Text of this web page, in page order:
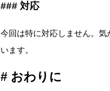
対応
今回は特に対応しません。
います。
おわりに